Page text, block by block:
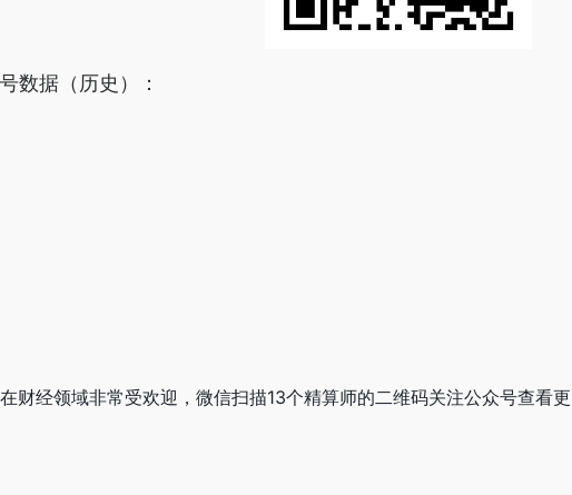
数据（历史）：
财经领域非常受欢迎，微信扫描13个精算师的二维码关注公众号查看更